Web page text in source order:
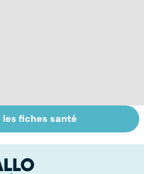
Inflammation des
amygdales : que
d'angine ?
fiches santé